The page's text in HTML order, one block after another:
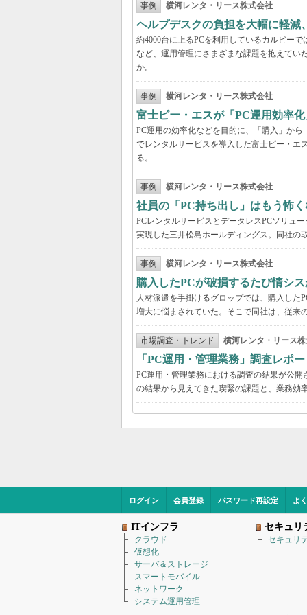
事例 横河レンタ・リース株式会社
ヘルプデスクの負担を大幅に軽減
約4000台に上るPCを利用しているカルビー
など、運用管理にさまざまな課題を抱えてい
か。
事例 横河レンタ・リース株式会社
富士ピー・エスが「PC運用効率
PC運用の効率化などを目的に、「購入」か
でレンタルサービスを導入した富士ピー・エ
る。
事例 横河レンタ・リース株式会社
社員の「PC持ち出し」はもう怖
PCレンタルサービスとデータレスPCソリュ
実現した三井松島ホールディングス。同社の
事例 横河レンタ・リース株式会社
購入したPCが破損するたび情シ
人材派遣を手掛けるグロップでは、購入した
増大に悩まされていた。そこで同社は、従来
市場調査・トレンド 横河レンタ・リース
「PC運用・管理業務」調査レポ
PC運用・管理業務における調査の結果が公
の結果から見えてきた喫緊の課題と、業務効
ログイン 会員登録 パスワード再設定 よ
ITインフラ
クラウド
仮想化
サーバ＆ストレージ
スマートモバイル
ネットワーク
システム運用管理
セキュリ
セキュリ